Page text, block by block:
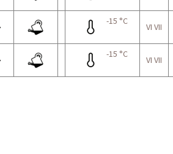
-15 °C
VI VII
-15 °C
VI VII